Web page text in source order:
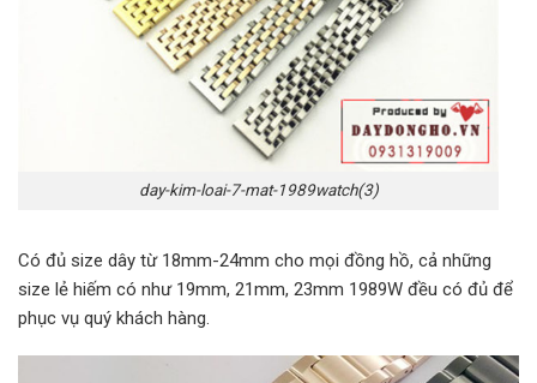
day-kim-loai-7-mat-1989watch(3)
Có đủ size dây từ 18mm-24mm cho mọi đồng hồ, cả những
size lẻ hiếm có như 19mm, 21mm, 23mm 1989W đều có đủ để
phục vụ quý khách hàng.